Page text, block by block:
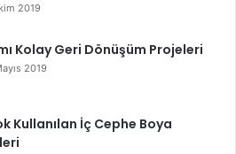
2019
Kolay Geri Dönüşüm Projeleri
2019
Kullanılan İç Cephe Boya